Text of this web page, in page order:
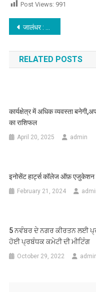
Post Views: 991
Post
जालंधर : कमल के फूल को छोड़ थामा कांग्रेस का हाथ
RELATED POSTS
कार्यक्षेत्र में अधिक व्यवस्ता
का राशिफल
April 20, 2025 admin
इनोसेंट हार्ट्स कॉलेज ऑफ़ एजुकेशन में
February 21, 2024
5 ਨਵੰਬਰ ਦੇ ਨਗਰ ਕੀਰਤਨ ਲਈ
ਹੋਈ ਪ੍ਰਬੰਧਕ ਕਮੇਟੀ ਦੀ ਮੀਟਿੰਗ
October 29, 2022